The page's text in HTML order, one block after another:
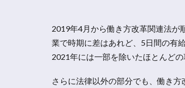
2019年4月から働き方改革関連法が
業で時期に差はあれど、5日間の有
2021年には一部を除いたほとんどの
さらに法律以外の部分でも、働き